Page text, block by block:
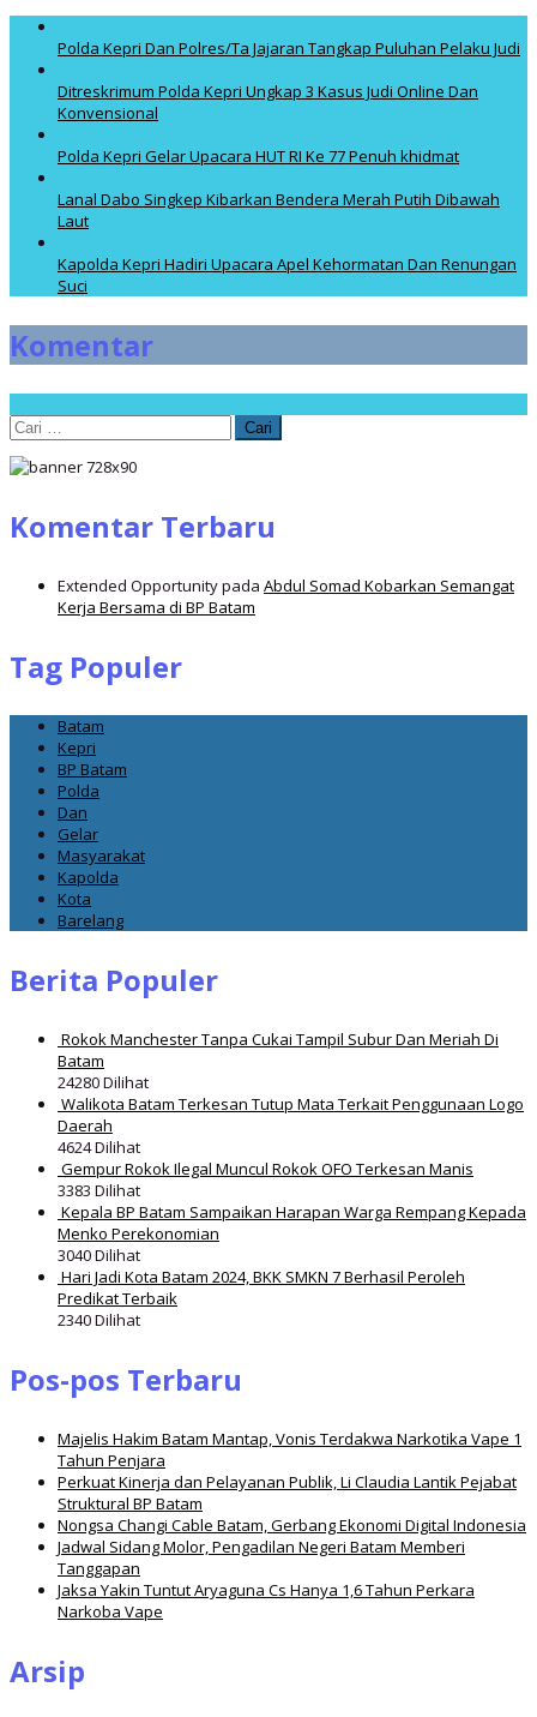
Polda Kepri Dan Polres/Ta Jajaran Tangkap Puluhan Pelaku Judi
Ditreskrimum Polda Kepri Ungkap 3 Kasus Judi Online Dan
Konvensional
Polda Kepri Gelar Upacara HUT RI Ke 77 Penuh khidmat
Lanal Dabo Singkep Kibarkan Bendera Merah Putih Dibawah
Laut
Kapolda Kepri Hadiri Upacara Apel Kehormatan Dan Renungan
Suci
Komentar
Cari
untuk:
Komentar Terbaru
Extended Opportunitypada Abdul Somad Kobarkan Semangat
Kerja Bersama di BP Batam
Tag Populer
Batam
Kepri
BP Batam
Polda
Dan
Gelar
Masyarakat
Kapolda
Kota
Barelang
Berita Populer
Rokok Manchester Tanpa Cukai Tampil Subur Dan Meriah Di
Batam
24280 Dilihat
Walikota Batam Terkesan Tutup Mata Terkait Penggunaan Logo
Daerah
4624 Dilihat
Gempur Rokok Ilegal Muncul Rokok OFO Terkesan Manis
3383 Dilihat
Kepala BP Batam Sampaikan Harapan Warga Rempang Kepada
Menko Perekonomian
3040 Dilihat
Hari Jadi Kota Batam 2024, BKK SMKN 7 Berhasil Peroleh
Predikat Terbaik
2340 Dilihat
Pos-pos Terbaru
Majelis Hakim Batam Mantap, Vonis Terdakwa Narkotika Vape 1
Tahun Penjara
Perkuat Kinerja dan Pelayanan Publik, Li Claudia Lantik Pejabat
Struktural BP Batam
Nongsa Changi Cable Batam, Gerbang Ekonomi Digital Indonesia
Jadwal Sidang Molor, Pengadilan Negeri Batam Memberi
Tanggapan
Jaksa Yakin Tuntut Aryaguna Cs Hanya 1,6 Tahun Perkara
Narkoba Vape
Arsip